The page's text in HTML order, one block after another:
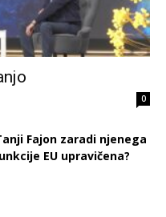
0
Fajon zaradi njenega
EU upravičena?